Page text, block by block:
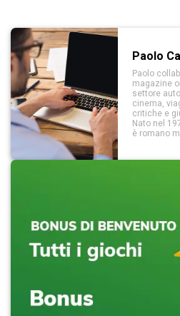
Paolo
Paolo
magazine
settore
cinema,
critiche e
Nato nel
è romano